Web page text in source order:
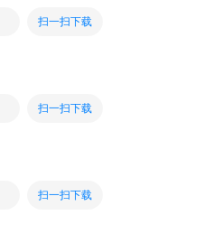
扫一扫下载
扫一扫下载
扫一扫下载